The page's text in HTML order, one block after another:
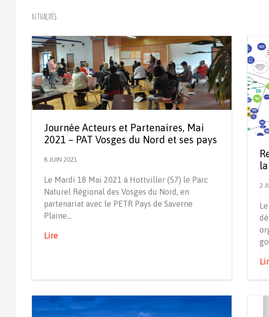
Actualités
Journée Acteurs et Partenaires, Mai
2021 – PAT Vosges du Nord et ses pays
8 JUIN 2021
Le Mardi 18 Mai 2021 à Hottviller (57) le Parc
Naturel Régional des Vosges du Nord, en
partenariat avec le PETR Pays de Saverne
Plaine…
Lire
2